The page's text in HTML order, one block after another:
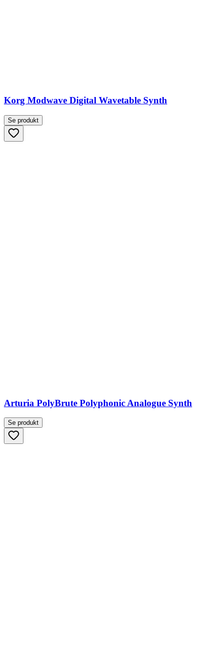
Korg Modwave Digital Wavetable Synth
Se produkt
Arturia PolyBrute Polyphonic Analogue Synth
Se produkt